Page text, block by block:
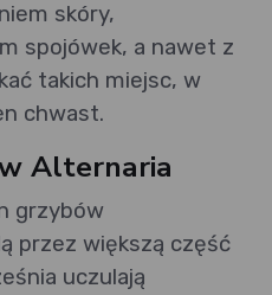
skóry,
spojówek, a nawet z
takich miejsc, w
chwast.
Alternaria
grzybów
przez większą część
uczulają